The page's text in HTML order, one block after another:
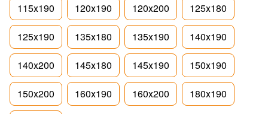
115х190 120х190 120х200 125х180
125х190 135х180 135х190 140х190
140х200 145х180 145х190 150х190
150х200 160х190 160х200 180х190